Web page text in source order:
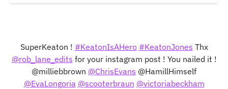
SuperKeaton ! #KeatonIsAHero #KeatonJones Thx
@rob_lane_edits for your instagram post ! You nailed it !
@milliebbrown @ChrisEvans @HamillHimself
@EvaLongoria @scooterbraun @victoriabeckham